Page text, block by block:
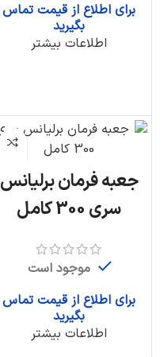
برای اطلاع از قیمت تماس
بگیرید
اطلاعات بیشتر
جعبه فرمان برلیانس
سری 300 کامل
موجود است
برای اطلاع از قیمت تماس
بگیرید
اطلاعات بیشتر